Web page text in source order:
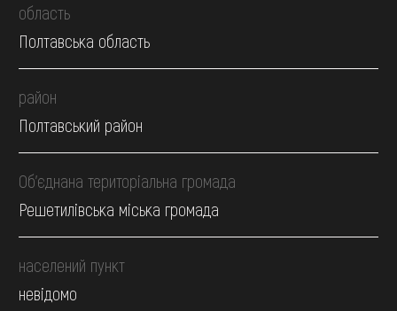
область
Полтавська область
район
Полтавський район
Об’єднана територіальна громада
Решетилівська міська громада
населений пункт
невідомо